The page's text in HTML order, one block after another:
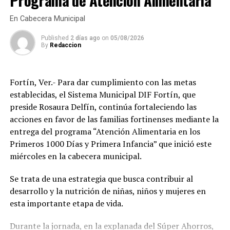
facultades con las que cuenta para aplicar dichas
sanciones.
buena salud visual es fundamental para el aprendizaje
de los estudiantes, el desempeño de quienes trabajan y
la autonomía de las personas adultas mayores, por lo
que refrendó el compromiso de continuar impulsando
programas que mejoren el bienestar de las familias
Los beneficiarios agradecieron el apoyo otorgado por el
DIF Municipal, ya que para muchas familias el costo de
unos lentes representa un gasto difícil de solventar, por
lo que este programa les permitió acceder de manera
gratuita a un instrumento indispensable para sus
actividades diarias.
Con estas acciones, el Sistema Municipal DIF de
Amatlán de los Reyes reafirmó su compromiso de
trabajar en favor de los sectores más vulnerables del
municipio, acercando programas de asistencia social que
contribuyan a mejorar la salud, la inclusión y la calidad
En Cabecera Municipal
Published 2 días ago on 05/08/2026
By Redaccion
Fortín, Ver.- Para dar cumplimiento con las metas
establecidas, el Sistema Municipal DIF Fortín, que
preside Rosaura Delfín, continúa fortaleciendo las
acciones en favor de las familias fortinenses mediante la
entrega del programa “Atención Alimentaria en los
Primeros 1000 Días y Primera Infancia” que inició este
miércoles en la cabecera municipal.
Se trata de una estrategia que busca contribuir al
desarrollo y la nutrición de niñas, niños y mujeres en
esta importante etapa de vida.
Durante la jornada, en la explanada del Súper Ahorros,